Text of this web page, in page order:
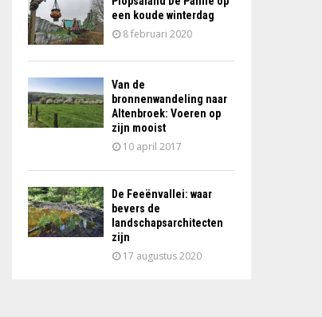
een koude winterdag
8 februari 2020
Van de
bronnenwandeling naar
Altenbroek: Voeren op
zijn mooist
10 april 2017
De Feeënvallei: waar
bevers de
landschapsarchitecten
zijn
17 augustus 2020